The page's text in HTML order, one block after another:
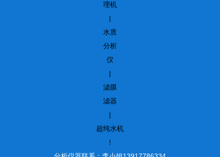
理机
|
水质
分析
仪
|
滤膜
滤器
|
超纯水机
！